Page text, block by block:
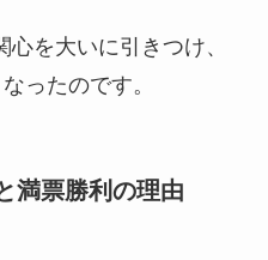
を大いに引きつけ、
ったのです。
満票勝利の理由